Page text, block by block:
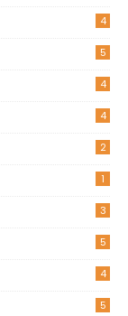
4
5
4
4
2
1
3
5
4
5